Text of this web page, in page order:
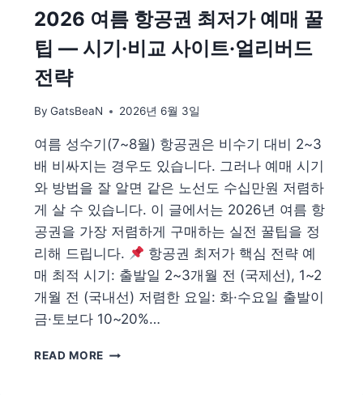
역
별
시
료
과
여
행
생
활
대
비
2026 여름 항공권 최저가 예매 꿀
팁 — 시기·비교 사이트·얼리버드
전략
By GatsBeaN 2026년 6월 3일
여름 성수기(7~8월) 항공권은 비수기 대비 2~3
배 비싸지는 경우도 있습니다. 그러나 예매 시기
와 방법을 잘 알면 같은 노선도 수십만원 저렴하
게 살 수 있습니다. 이 글에서는 2026년 여름 항
공권을 가장 저렴하게 구매하는 실전 꿀팁을 정
리해 드립니다.
항공권 최저가 핵심 전략 예
매 최적 시기: 출발일 2~3개월 전 (국제선), 1~2
개월 전 (국내선) 저렴한 요일: 화·수요일 출발이
금·토보다 10~20%…
READ MORE 2026